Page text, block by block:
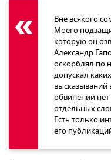
Вне всякого
Моего
которую он
Александр
оскорблял по
допускал
высказываний
обвинении
отдельных
Есть только
его